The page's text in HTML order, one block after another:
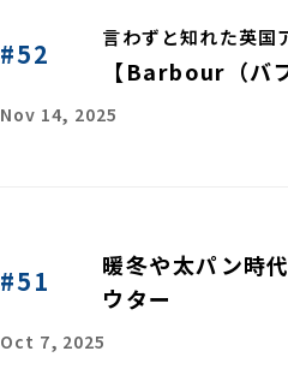
#52 言わずと知れた英国
【Barbour（バ
Nov 14, 2025
#51
暖冬や太パン時
ウター
Oct 7, 2025